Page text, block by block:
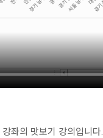
강좌의 맛보기 강의입니다.